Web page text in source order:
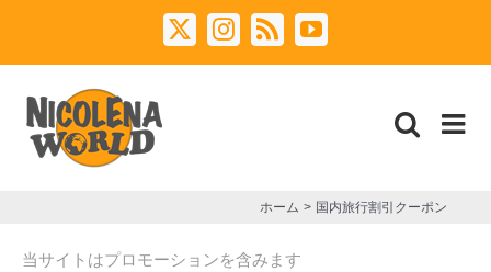
X Instagram
Rss YouTube
ホーム 国内旅行割引クーポン
当サイトはプロモーションを含みます